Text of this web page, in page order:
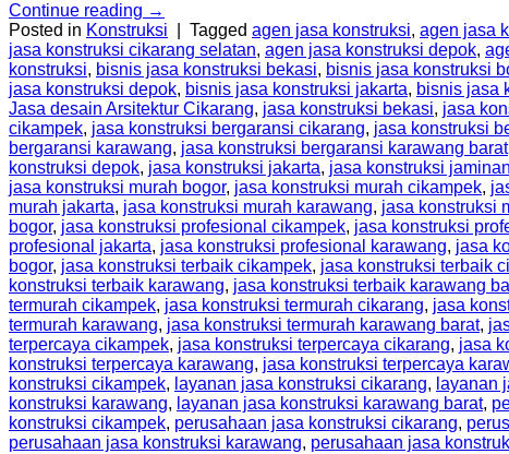
Continue reading →
Posted in Konstruksi Tagged agen jasa konstruksi, agen jasa
jasa konstruksi cikarang selatan, agen jasa konstruksi depok,
konstruksi, bisnis jasa konstruksi bekasi, bisnis jasa konstruksi
jasa konstruksi depok, bisnis jasa konstruksi jakarta, bisnis jasa
Jasa desain Arsitektur Cikarang, jasa konstruksi bekasi, jasa
cikampek, jasa konstruksi bergaransi cikarang, jasa konstruksi
bergaransi karawang, jasa konstruksi bergaransi karawang barat
konstruksi depok, jasa konstruksi jakarta, jasa konstruksi jaminan
jasa konstruksi murah bogor, jasa konstruksi murah cikampek,
murah jakarta, jasa konstruksi murah karawang, jasa konstruksi
bogor, jasa konstruksi profesional cikampek, jasa konstruksi
profesional jakarta, jasa konstruksi profesional karawang, jasa
bogor, jasa konstruksi terbaik cikampek, jasa konstruksi terbaik
konstruksi terbaik karawang, jasa konstruksi terbaik karawang
termurah cikampek, jasa konstruksi termurah cikarang, jasa
termurah karawang, jasa konstruksi termurah karawang barat,
terpercaya cikampek, jasa konstruksi terpercaya cikarang, jasa
konstruksi terpercaya karawang, jasa konstruksi terpercaya
konstruksi cikampek, layanan jasa konstruksi cikarang, layanan
konstruksi karawang, layanan jasa konstruksi karawang barat,
konstruksi cikampek, perusahaan jasa konstruksi cikarang,
perusahaan jasa konstruksi karawang, perusahaan jasa